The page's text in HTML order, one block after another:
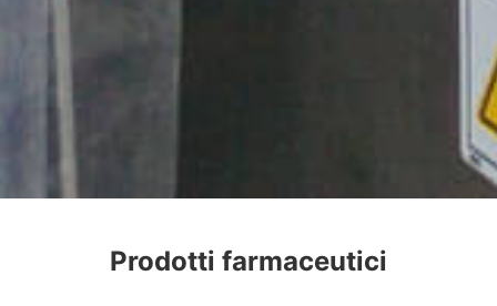
Prodotti farmaceutici